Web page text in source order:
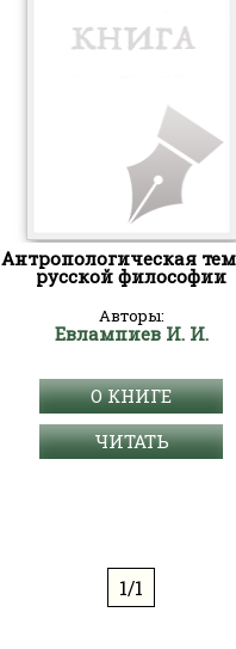
Антропологическая
русской философии
Авторы:
Евлампиев И. И.
О КНИГЕ
ЧИТАТЬ
1/1